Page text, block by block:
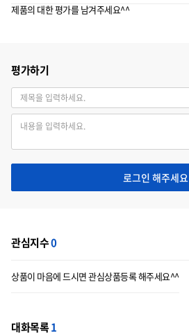
제품의 대한 평가를 남겨주세요^^
평가하기
로그인 해주세요
관심지수0
상품이 마음에 드시면 관심상품등록 해주세요^^
대화목록1